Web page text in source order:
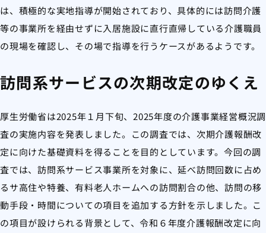
は、積極的な実地指導が開始されており、具体的には訪問介護
等の事業所を経由せずに入居施設に直行直帰している介護職員
の現場を確認し、その場で指導を行うケースがあるようです。
訪問系サービスの次期改定のゆくえ
厚生労働省は2025年１月下旬、2025年度の介護事業経営概況調
査の実施内容を発表しました。この調査では、次期介護報酬改
定に向けた基礎資料を得ることを目的としています。今回の調
査では、訪問系サービス事業所を対象に、延べ訪問回数に占め
るサ高住や特養、有料老人ホームへの訪問割合の他、訪問の移
動手段・時間についての項目を追加する方針を示しました。こ
の項目が設けられる背景として、令和６年度介護報酬改定に向